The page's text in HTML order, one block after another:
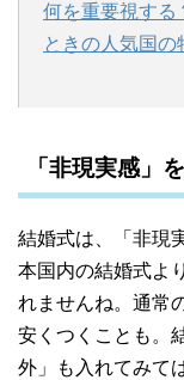
何を重要視する
ときの人気国の
「非現実感」
結婚式は、「非現
本国内の結婚式よ
れませんね。通常
安くつくことも。
外」も入れてみて